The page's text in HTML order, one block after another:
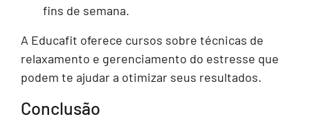
fins de semana.
A Educafit oferece cursos sobre técnicas de
relaxamento e gerenciamento do estresse que
podem te ajudar a otimizar seus resultados.
Conclusão